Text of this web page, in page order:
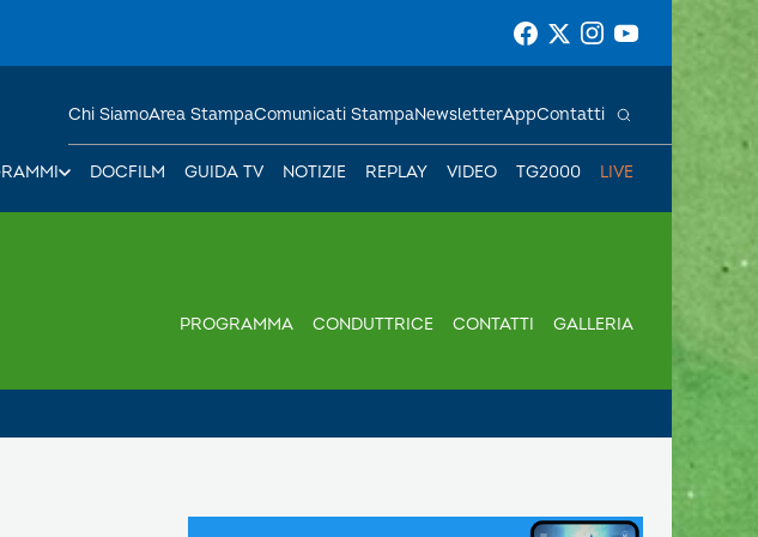
DOCFILM GUIDA TV NOTIZIE REPLAY VIDEO TG2000 LIVE
Chi SiamoArea StampaComunicati StampaNewsletterAppContatti
PROGRAMMA CONDUTTRICE CONTATTI GALLERIA